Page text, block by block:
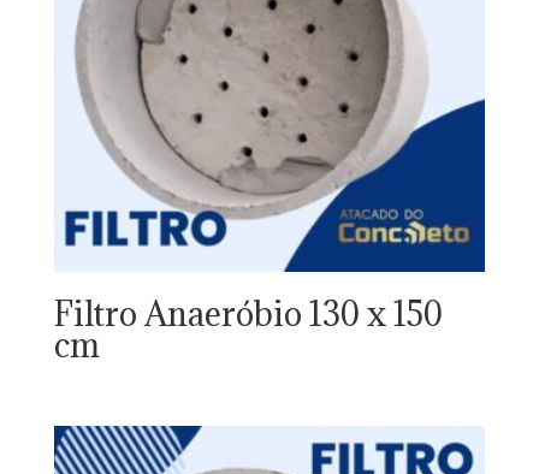
Filtro Anaeróbio 130 x 150
cm